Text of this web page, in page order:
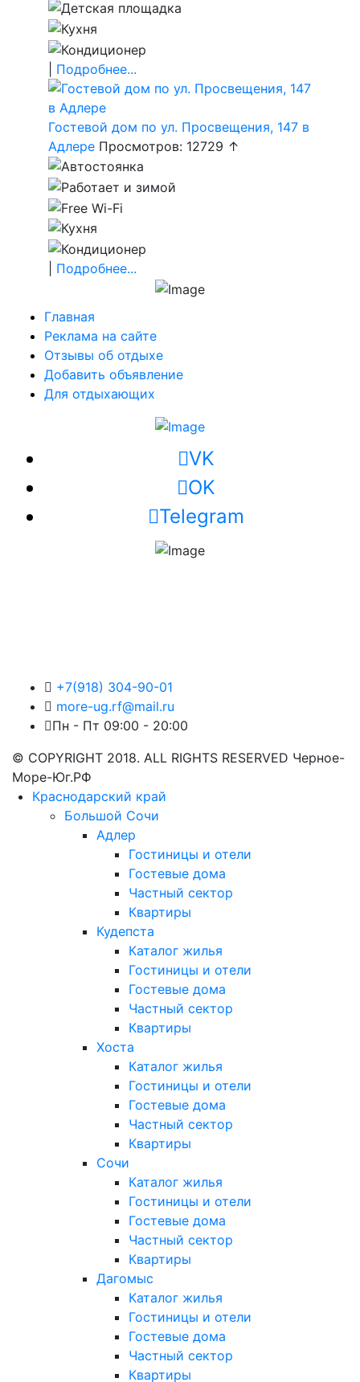
Подробнее...
Гостевой дом по ул. Просвещения, 147 в
Адлере Просмотров: 12729 ↑
Подробнее...
Главная
Реклама на сайте
Отзывы об отдыхе
Добавить объявление
Для отдыхающих
VK
OK
Telegram
+7(918) 304-90-01
more-ug.rf@mail.ru
Пн - Пт 09:00 - 20:00
© COPYRIGHT 2018. ALL RIGHTS RESERVED Черное-
Море-Юг.РФ
Краснодарский край
Большой Сочи
Адлер
Гостиницы и отели
Гостевые дома
Частный сектор
Квартиры
Кудепста
Каталог жилья
Гостиницы и отели
Гостевые дома
Частный сектор
Квартиры
Хоста
Каталог жилья
Гостиницы и отели
Гостевые дома
Частный сектор
Квартиры
Сочи
Каталог жилья
Гостиницы и отели
Гостевые дома
Частный сектор
Квартиры
Дагомыс
Каталог жилья
Гостиницы и отели
Гостевые дома
Частный сектор
Квартиры